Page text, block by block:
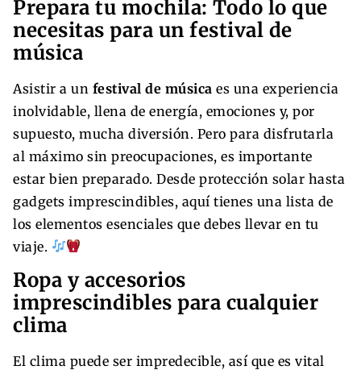
Prepara tu mochila: Todo lo que
necesitas para un festival de
música
Asistir a un festival de música es una experiencia
inolvidable, llena de energía, emociones y, por
supuesto, mucha diversión. Pero para disfrutarla
al máximo sin preocupaciones, es importante
estar bien preparado. Desde protección solar hasta
gadgets imprescindibles, aquí tienes una lista de
los elementos esenciales que debes llevar en tu
viaje.
Ropa y accesorios
imprescindibles para cualquier
clima
El clima puede ser impredecible, así que es vital